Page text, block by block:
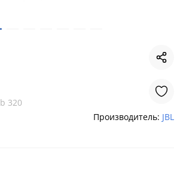
320
Производитель: JBL